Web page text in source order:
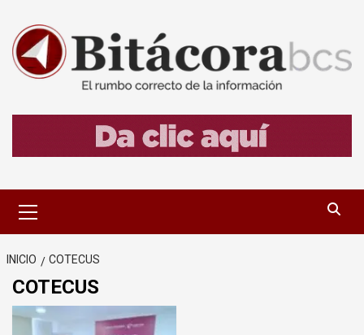
contenido
primario
INICIO COTECUS
COTECUS